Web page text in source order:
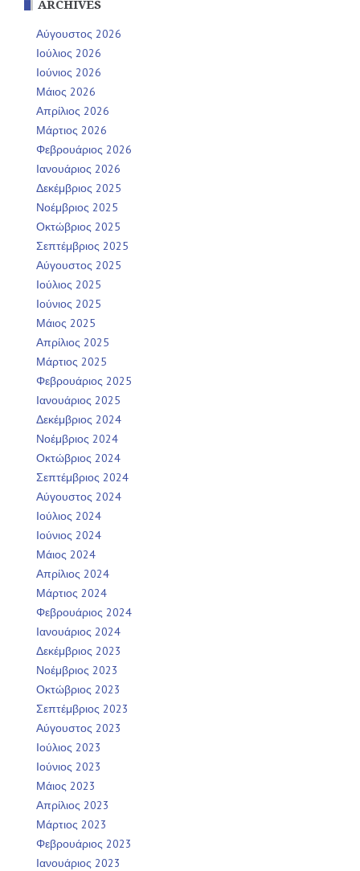
ARCHIVES
Αύγουστος 2026
Ιούλιος 2026
Ιούνιος 2026
Μάιος 2026
Απρίλιος 2026
Μάρτιος 2026
Φεβρουάριος 2026
Ιανουάριος 2026
Δεκέμβριος 2025
Νοέμβριος 2025
Οκτώβριος 2025
Σεπτέμβριος 2025
Αύγουστος 2025
Ιούλιος 2025
Ιούνιος 2025
Μάιος 2025
Απρίλιος 2025
Μάρτιος 2025
Φεβρουάριος 2025
Ιανουάριος 2025
Δεκέμβριος 2024
Νοέμβριος 2024
Οκτώβριος 2024
Σεπτέμβριος 2024
Αύγουστος 2024
Ιούλιος 2024
Ιούνιος 2024
Μάιος 2024
Απρίλιος 2024
Μάρτιος 2024
Φεβρουάριος 2024
Ιανουάριος 2024
Δεκέμβριος 2023
Νοέμβριος 2023
Οκτώβριος 2023
Σεπτέμβριος 2023
Αύγουστος 2023
Ιούλιος 2023
Ιούνιος 2023
Μάιος 2023
Απρίλιος 2023
Μάρτιος 2023
Φεβρουάριος 2023
Ιανουάριος 2023